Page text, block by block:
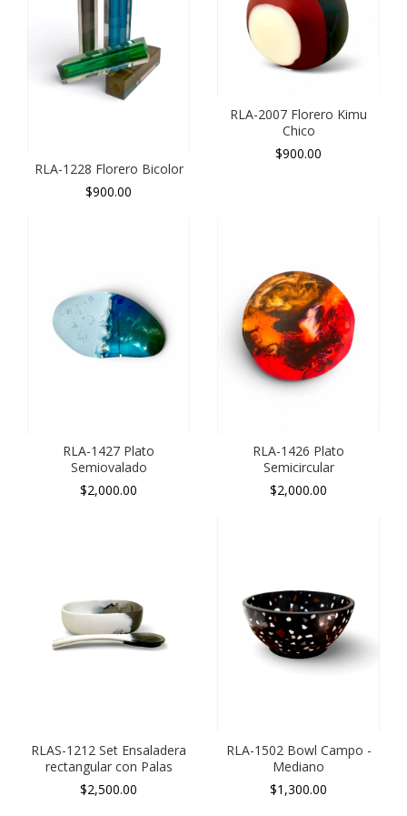
RLA-1228 Florero Bicolor
$900.00
RLA-2007 Florero Kimu
Chico
$900.00
RLA-1427 Plato
Semiovalado
$2,000.00
RLA-1426 Plato
Semicircular
$2,000.00
RLAS-1212 Set Ensaladera
rectangular con Palas
$2,500.00
RLA-1502 Bowl Campo -
Mediano
$1,300.00